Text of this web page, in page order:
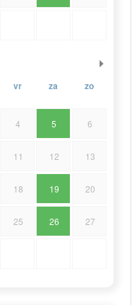
vr za zo
4 5 6
11 12 13
18 19 20
25 26 27